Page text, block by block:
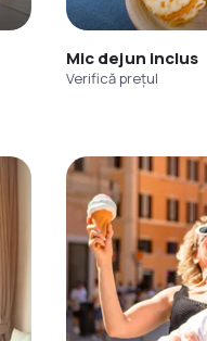
Mic dejun inclus
Verifică prețul